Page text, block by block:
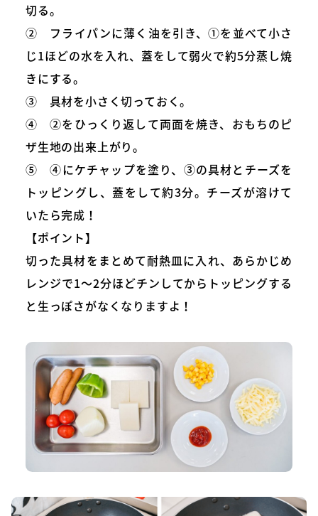
切る。
② フライパンに薄く油を引き、①を並べて小さ
じ1ほどの水を入れ、蓋をして弱火で約5分蒸し焼
きにする。
③ 具材を小さく切っておく。
④ ②をひっくり返して両面を焼き、おもちのピ
ザ生地の出来上がり。
⑤ ④にケチャップを塗り、③の具材とチーズを
トッピングし、蓋をして約3分。チーズが溶けて
いたら完成！
【ポイント】
切った具材をまとめて耐熱皿に入れ、あらかじめ
レンジで1～2分ほどチンしてからトッピングする
と生っぽさがなくなりますよ！